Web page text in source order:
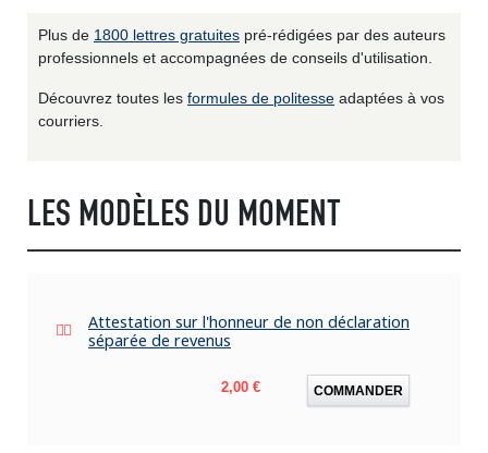
Plus de 1800 lettres gratuites pré-rédigées par des auteurs
professionnels et accompagnées de conseils d'utilisation.
Découvrez toutes les formules de politesse adaptées à vos
courriers.
LES MODÈLES DU MOMENT
Attestation sur l'honneur de non déclaration
séparée de revenus
Prix
2,00 € COMMANDER